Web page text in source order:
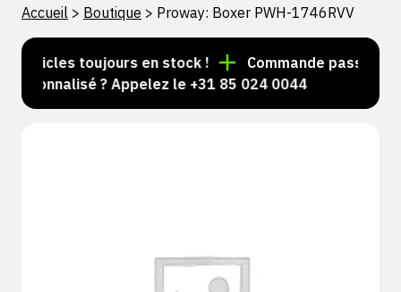
Accueil > Boutique > Proway: Boxer PWH-1746RVV
toujours en stock !
Commande passée
? Appelez le +31 85 024 0044